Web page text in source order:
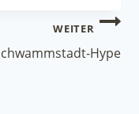
WEITER
Hype